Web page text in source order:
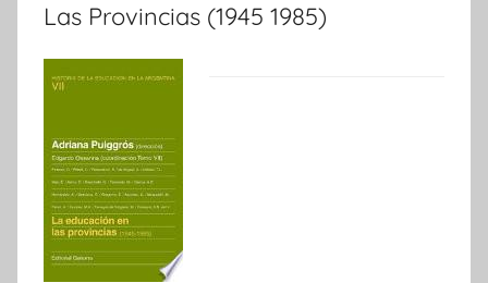
Las Provincias (1945 1985)